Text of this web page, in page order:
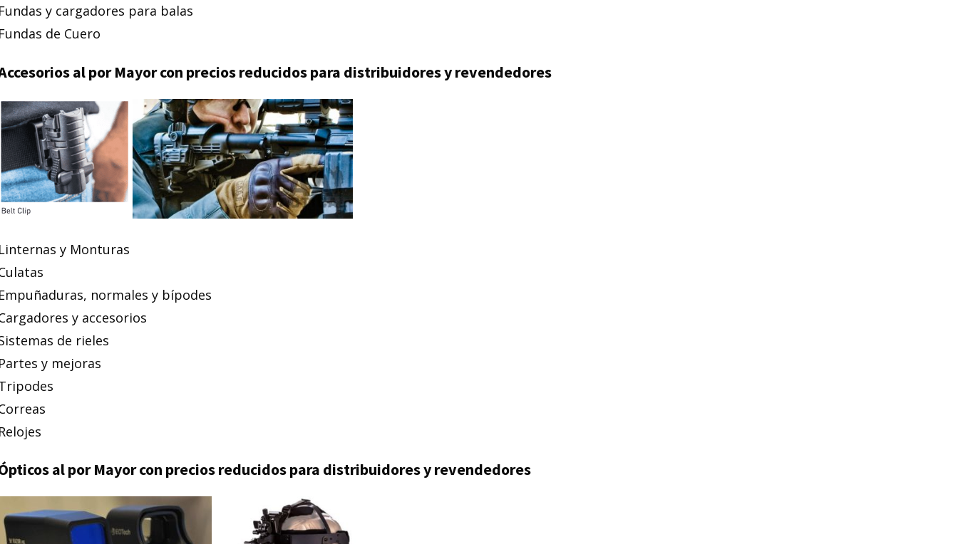
y cargadores para balas
de Cuero
al por Mayor con precios reducidos para distribuidores y revendedores
y Monturas
normales y bípodes
y accesorios
de rieles
y mejoras
al por Mayor con precios reducidos para distribuidores y revendedores